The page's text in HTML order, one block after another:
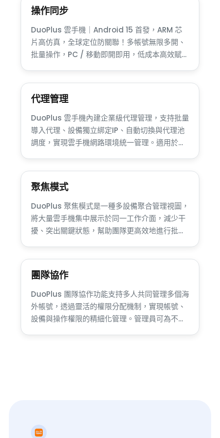
操作同步
DuoPlus 雲手機｜Android 15 首發，ARM 芯
片高仿真，全球定位防關聯！多帳號無限多開、
批量操作，PC / 移動即開即用，低成本高效賦能
代理管理
DuoPlus 雲手機內建企業級代理管理，支持批量
導入代理、設備獨立綁定IP、自動切換與代理池
調度，實現雲手機網路環境統一管理。適用於
率。
聚焦模式
DuoPlus 聚焦模式是一種多設備聚合管理視圖，
將大量雲手機集中展示於同一工作介面，減少干
擾、突出關鍵狀態，幫助團隊更高效地進行批量
團隊協作
DuoPlus 團隊協作功能支持多人共同管理多個海
外帳號，透過靈活的權限分配機制，實現帳號、
設備與操作權限的精細化管理。管理員可為不同